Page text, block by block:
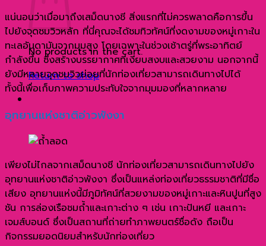
No products in the cart.
Return to shop
แน่นอนว่าเมื่อมาถึงเสม็ดนางชี สิ่งแรกที่ไม่ควรพลาดคือการขึ้น
ไปยังจุดชมวิวหลัก ที่นี่คุณจะได้ชมทิวทัศน์ที่งดงามของหมู่เกาะใน
ทะเลอันดามันจากมุมสูง โดยเฉพาะในช่วงเช้าตรู่ที่พระอาทิตย์
กำลังขึ้น ซึ่งสร้างบรรยากาศที่เงียบสงบและสวยงาม นอกจากนี้
ยังมีหลายจุดชมวิวย่อยที่นักท่องเที่ยวสามารถเดินทางไปได้
ทั้งนี้เพื่อเก็บภาพความประทับใจจากมุมมองที่หลากหลาย
อุทยานแห่งชาติอ่าวพังงา
เพียงไม่ไกลจากเสม็ดนางชี นักท่องเที่ยวสามารถเดินทางไปยัง
อุทยานแห่งชาติอ่าวพังงา ซึ่งเป็นแหล่งท่องเที่ยวธรรมชาติที่มีชื่อ
เสียง อุทยานแห่งนี้มีภูมิทัศน์ที่สวยงามของหมู่เกาะและหินปูนที่สูง
ชัน การล่องเรือชมถ้ำและเกาะต่าง ๆ เช่น เกาะปันหยี และเกาะ
เจมส์บอนด์ ซึ่งเป็นสถานที่ถ่ายทำภาพยนตร์ชื่อดัง ถือเป็น
กิจกรรมยอดนิยมสำหรับนักท่องเที่ยว